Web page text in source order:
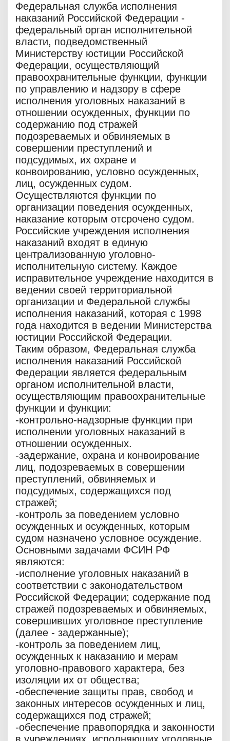
Федеральная служба исполнения
наказаний Российской Федерации -
федеральный орган исполнительной
власти, подведомственный
Министерству юстиции Российской
Федерации, осуществляющий
правоохранительные функции, функции
по управлению и надзору в сфере
исполнения уголовных наказаний в
отношении осужденных, функции по
содержанию под стражей
подозреваемых и обвиняемых в
совершении преступлений и
подсудимых, их охране и
конвоированию, условно осужденных,
лиц, осужденных судом.
Осуществляются функции по
организации поведения осужденных,
наказание которым отсрочено судом.
Российские учреждения исполнения
наказаний входят в единую
централизованную уголовно-
исполнительную систему. Каждое
исправительное учреждение находится в
ведении своей территориальной
организации и Федеральной службы
исполнения наказаний, которая с 1998
года находится в ведении Министерства
юстиции Российской Федерации.
Таким образом, Федеральная служба
исполнения наказаний Российской
Федерации является федеральным
органом исполнительной власти,
осуществляющим правоохранительные
функции и функции:
-контрольно-надзорные функции при
исполнении уголовных наказаний в
отношении осужденных.
-задержание, охрана и конвоирование
лиц, подозреваемых в совершении
преступлений, обвиняемых и
подсудимых, содержащихся под
стражей;
-контроль за поведением условно
осужденных и осужденных, которым
судом назначено условное осуждение.
Основными задачами ФСИН РФ
являются:
-исполнение уголовных наказаний в
соответствии с законодательством
Российской Федерации; содержание под
стражей подозреваемых и обвиняемых,
совершивших уголовное преступление
(далее - задержанные);
-контроль за поведением лиц,
осужденных к наказанию и мерам
уголовно-правового характера, без
изоляции их от общества;
-обеспечение защиты прав, свобод и
законных интересов осужденных и лиц,
содержащихся под стражей;
-обеспечение правопорядка и законности